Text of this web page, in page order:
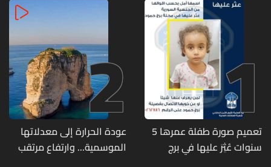
1
تعميم صورة طفلة عمرها 5
سنوات عُثِرَ عليها في برج
2
عودة الحرارة إلى معدلاتها
الموسمية... وارتفاع مرتقب